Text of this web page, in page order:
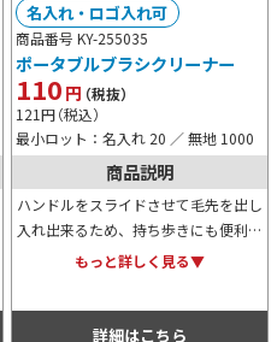
商品番号 KY-255035
ポータブルブラシクリーナー
110円（税抜）
121円（税込）
最小ロット：名入れ 20 ／ 無地 1000
名入れ・ロゴ入れ可
商品説明
ハンドルをスライドさせて毛先を出し
入れ出来るため、持ち歩きにも便利
な、手の平サイズのブラシクリーナー
可能なため、販促用等にもおすすめ。
もっと詳しく見る▼
詳細はこちら